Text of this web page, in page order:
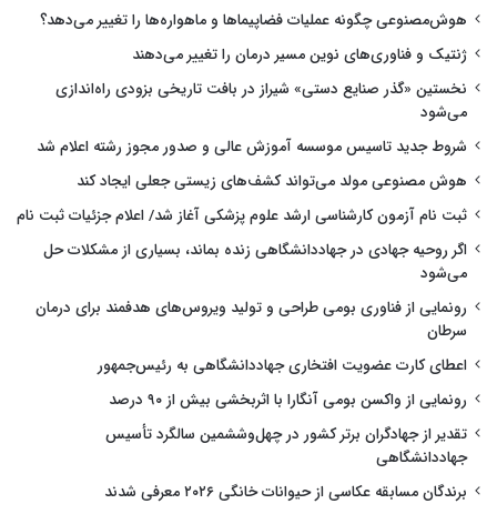
هوش‌مصنوعی چگونه عملیات فضاپیماها و ماهواره‌ها را تغییر می‌دهد؟
ژنتیک و فناوری‌های نوین مسیر درمان را تغییر می‌دهند
نخستین «گذر صنایع دستی» شیراز در بافت تاریخی بزودی راه‌اندازی
می‌شود
شروط جدید تاسیس موسسه آموزش عالی و صدور مجوز رشته اعلام شد
هوش مصنوعی مولد می‌تواند کشف‌های زیستی جعلی ایجاد کند
ثبت نام آزمون کارشناسی ارشد علوم پزشکی آغاز شد/ اعلام جزئیات ثبت نام
اگر روحیه جهادی در جهاددانشگاهی زنده بماند، بسیاری از مشکلات حل
می‌شود
رونمایی از فناوری بومی طراحی و تولید ویروس‌های هدفمند برای درمان
سرطان
اعطای کارت عضویت افتخاری جهاددانشگاهی به رئیس‌جمهور
رونمایی از واکسن بومی آنگارا با اثربخشی بیش از ۹۰ درصد
تقدیر از جهادگران برتر کشور در چهل‌وششمین سالگرد تأسیس
جهاددانشگاهی
برندگان مسابقه عکاسی از حیوانات خانگی ۲۰۲۶ معرفی شدند